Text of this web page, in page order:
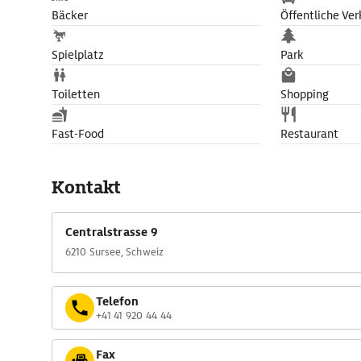
Bäcker Öffentliche
Spielplatz Park
Toiletten Shopping
Fast-Food Restaurant
Kontakt
Centralstrasse 9
6210 Sursee, Schweiz
Telefon
+41 41 920 44 44
Fax